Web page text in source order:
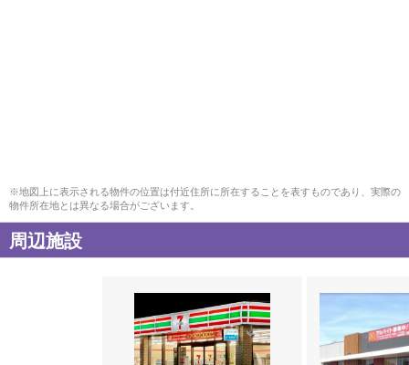
※地図上に表示される物件の位置は付近住所に所在することを表すものであり、実際の
物件所在地とは異なる場合がございます。
周辺施設